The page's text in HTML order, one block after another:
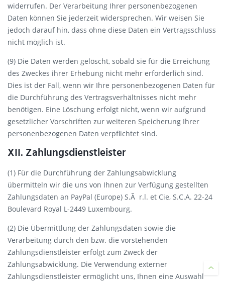
widerrufen. Der Verarbeitung Ihrer personenbezogenen
Daten können Sie jederzeit widersprechen. Wir weisen Sie
jedoch darauf hin, dass ohne diese Daten ein Vertragsschluss
nicht möglich ist.
(9) Die Daten werden gelöscht, sobald sie für die Erreichung
des Zweckes ihrer Erhebung nicht mehr erforderlich sind.
Dies ist der Fall, wenn wir Ihre personenbezogenen Daten für
die Durchführung des Vertragsverhältnisses nicht mehr
benötigen. Eine Löschung erfolgt nicht, wenn wir aufgrund
gesetzlicher Vorschriften zur weiteren Speicherung Ihrer
personenbezogenen Daten verpflichtet sind.
XII. Zahlungsdienstleister
(1) Für die Durchführung der Zahlungsabwicklung
übermitteln wir die uns von Ihnen zur Verfügung gestellten
Zahlungsdaten an PayPal (Europe) S.Ã r.l. et Cie, S.C.A. 22-24
Boulevard Royal L-2449 Luxembourg.
(2) Die Übermittlung der Zahlungsdaten sowie die
Verarbeitung durch den bzw. die vorstehenden
Zahlungsdienstleister erfolgt zum Zweck der
Zahlungsabwicklung. Die Verwendung externer
Zahlungsdienstleister ermöglicht uns, Ihnen eine Auswahl